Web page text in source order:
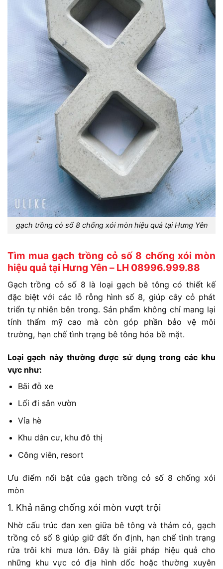
gạch trồng cỏ số 8 chống xói mòn hiệu quả tại Hưng Yên
Tìm mua gạch trồng cỏ số 8 chống xói mòn
hiệu quả tại Hưng Yên – LH 08996.999.88
Gạch trồng cỏ số 8 là loại gạch bê tông có thiết kế
đặc biệt với các lỗ rỗng hình số 8, giúp cây cỏ phát
triển tự nhiên bên trong. Sản phẩm không chỉ mang lại
tính thẩm mỹ cao mà còn góp phần bảo vệ môi
trường, hạn chế tình trạng bê tông hóa bề mặt.
Loại gạch này thường được sử dụng trong các khu
vực như:
Bãi đỗ xe
Lối đi sân vườn
Vỉa hè
Khu dân cư, khu đô thị
Công viên, resort
Ưu điểm nổi bật của gạch trồng cỏ số 8 chống xói
mòn
1. Khả năng chống xói mòn vượt trội
Nhờ cấu trúc đan xen giữa bê tông và thảm cỏ, gạch
trồng cỏ số 8 giúp giữ đất ổn định, hạn chế tình trạng
rửa trôi khi mưa lớn. Đây là giải pháp hiệu quả cho
những khu vực có địa hình dốc hoặc thường xuyên